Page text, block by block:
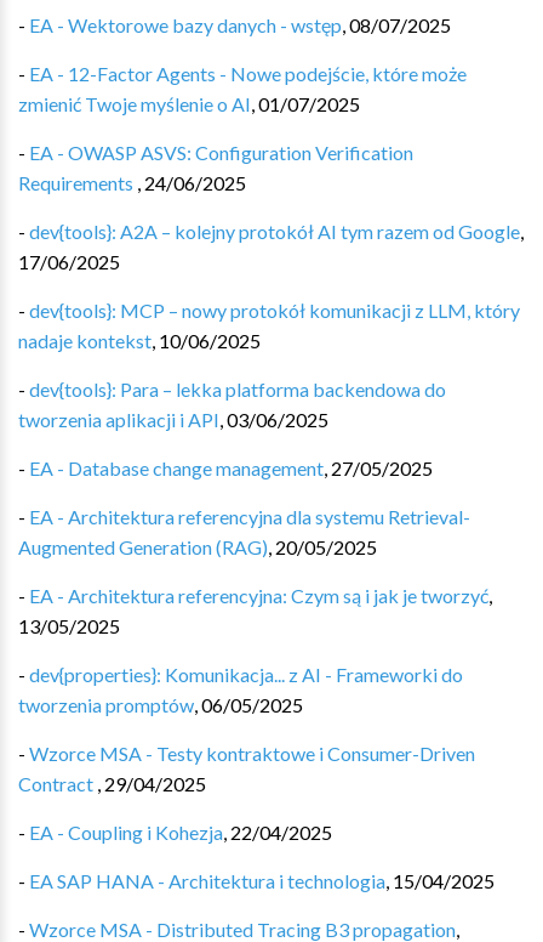
- EA - Wektorowe bazy danych - wstęp,08/07/2025
- EA - 12-Factor Agents - Nowe podejście, które może
zmienić Twoje myślenie o AI,01/07/2025
- EA - OWASP ASVS: Configuration Verification
Requirements , 24/06/2025
- dev{tools}: A2A – kolejny protokół AI tym razem od Google,
17/06/2025
- dev{tools}: MCP – nowy protokół komunikacji z LLM, który
nadaje kontekst, 10/06/2025
- dev{tools}: Para – lekka platforma backendowa do
tworzenia aplikacji i API,03/06/2025
- EA - Database change management, 27/05/2025
- EA - Architektura referencyjna dla systemu Retrieval-
Augmented Generation (RAG), 20/05/2025
- EA - Architektura referencyjna: Czym są i jak je tworzyć,
13/05/2025
- dev{properties}: Komunikacja... z AI - Frameworki do
tworzenia promptów,06/05/2025
- Wzorce MSA - Testy kontraktowe i Consumer-Driven
Contract , 29/04/2025
- EA - Coupling i Kohezja, 22/04/2025
- EA SAP HANA - Architektura i technologia, 15/04/2025
- Wzorce MSA - Distributed Tracing B3 propagation,